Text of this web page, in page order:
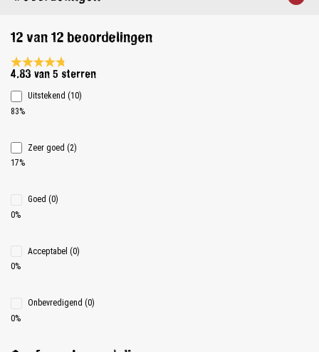
12 van 12 beoordelingen
Gemiddelde waardering van 4.8 van 5 sterren
4.83 van 5 sterren
Uitstekend (10)
83%
Zeer goed (2)
17%
Goed (0)
0%
Acceptabel (0)
0%
Onbevredigend (0)
0%